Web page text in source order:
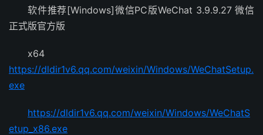
软件推荐[Windows]微信PC版WeChat 3.9.9.27 微信
正式版官方版
x64
https://dldir1v6.qq.com/weixin/Windows/WeChatSetup.
exe
https://dldir1v6.qq.com/weixin/Windows/WeChatS
etup_x86.exe